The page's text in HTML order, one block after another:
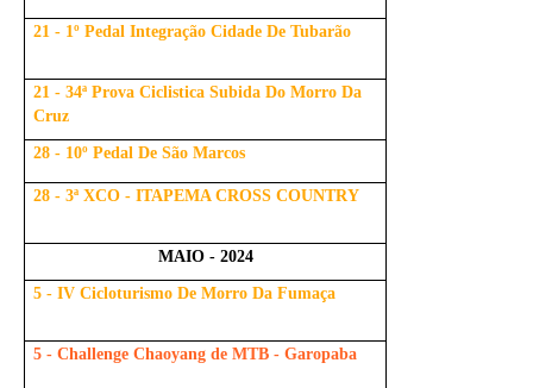
21 - 1º Pedal Integração Cidade De Tubarão
21 - 34ª Prova Ciclistica Subida Do Morro Da
Cruz
28 - 10º Pedal De São Marcos
28 - 3ª XCO - ITAPEMA CROSS COUNTRY
MAIO - 2024
5 - IV Cicloturismo De Morro Da Fumaça
5 - Challenge Chaoyang de MTB - Garopaba